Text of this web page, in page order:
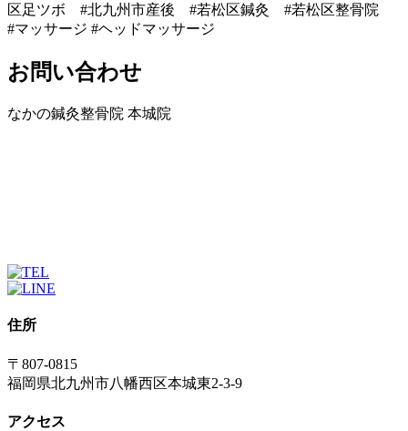
区足ツボ #北九州市産後 #若松区鍼灸 #若松区整骨院
#マッサージ #ヘッドマッサージ
お問い合わせ
なかの鍼灸整骨院 本城院
住所
〒807-0815
福岡県北九州市八幡西区本城東2-3-9
アクセス